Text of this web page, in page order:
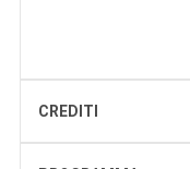
CREDITI